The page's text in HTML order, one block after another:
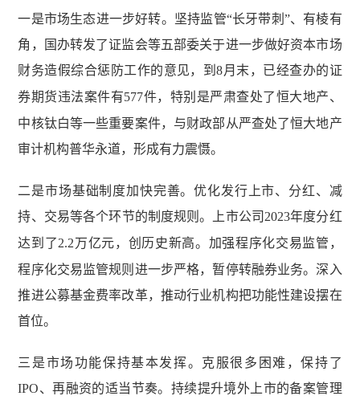
一是市场生态进一步好转。坚持监管“长牙带刺”、有棱有
角，国办转发了证监会等五部委关于进一步做好资本市场
财务造假综合惩防工作的意见，到8月末，已经查办的证
券期货违法案件有577件，特别是严肃查处了恒大地产、
中核钛白等一些重要案件，与财政部从严查处了恒大地产
审计机构普华永道，形成有力震慑。
二是市场基础制度加快完善。优化发行上市、分红、减
持、交易等各个环节的制度规则。上市公司 2023年度分红
达到了2.2万亿元，创历史新高。加强程序化交易监管，
程序化交易监管规则进一步严格，暂停转融券业务。深入
推进公募基金费率改革，推动行业机构把功能性建设摆在
首位。
三是市场功能保持基本发挥。克服很多困难，保持了
IPO、再融资的适当节奏。持续提升境外上市的备案管理